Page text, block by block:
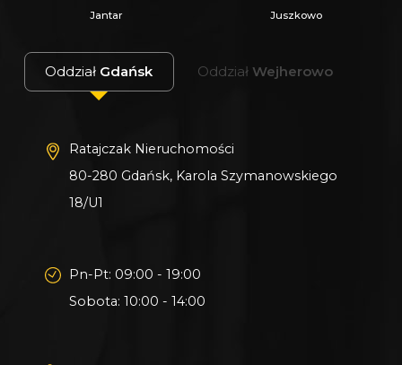
Jantar Juszkowo
Oddział Gdańsk Oddział Wejherowo
Ratajczak Nieruchomości
80-280 Gdańsk, Karola Szymanowskiego
18/U1
Pn-Pt: 09:00 - 19:00
Sobota: 10:00 - 14:00